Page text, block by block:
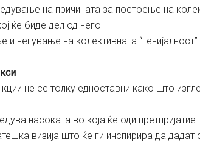
на причината за постоење на
ќе биде дел од него
и негување на колективната “генијалност”
не се толку едноставни како што
насоката во која ќе оди
визија што ќе ги инспирира да дадат